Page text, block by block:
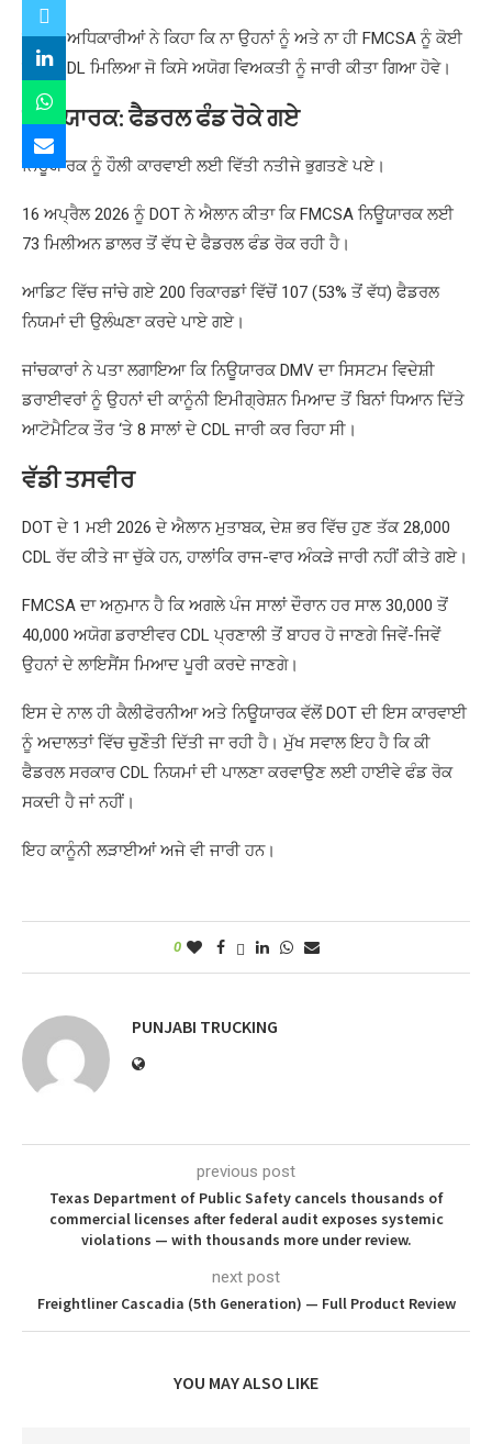
ਰਾਜ ਦੇ ਅਧਿਕਾਰੀਆਂ ਨੇ ਕਿਹਾ ਕਿ ਨਾ ਉਹਨਾਂ ਨੂੰ ਅਤੇ ਨਾ ਹੀ FMCSA ਨੂੰ ਕੋਈ
ਐਸਾ CDL ਮਿਲਿਆ ਜੋ ਕਿਸੇ ਅਯੋਗ ਵਿਅਕਤੀ ਨੂੰ ਜਾਰੀ ਕੀਤਾ ਗਿਆ ਹੋਵੇ।
ਨਿਊਯਾਰਕ: ਫੈਡਰਲ ਫੰਡ ਰੋਕੇ ਗਏ
ਨਿਊਯਾਰਕ ਨੂੰ ਹੌਲੀ ਕਾਰਵਾਈ ਲਈ ਵਿੱਤੀ ਨਤੀਜੇ ਭੁਗਤਣੇ ਪਏ।
16 ਅਪ੍ਰੈਲ 2026 ਨੂੰ DOT ਨੇ ਐਲਾਨ ਕੀਤਾ ਕਿ FMCSA ਨਿਊਯਾਰਕ ਲਈ
73 ਮਿਲੀਅਨ ਡਾਲਰ ਤੋਂ ਵੱਧ ਦੇ ਫੈਡਰਲ ਫੰਡ ਰੋਕ ਰਹੀ ਹੈ।
ਆਡਿਟ ਵਿੱਚ ਜਾਂਚੇ ਗਏ 200 ਰਿਕਾਰਡਾਂ ਵਿੱਚੋਂ 107 (53% ਤੋਂ ਵੱਧ) ਫੈਡਰਲ
ਨਿਯਮਾਂ ਦੀ ਉਲੰਘਣਾ ਕਰਦੇ ਪਾਏ ਗਏ।
ਜਾਂਚਕਾਰਾਂ ਨੇ ਪਤਾ ਲਗਾਇਆ ਕਿ ਨਿਊਯਾਰਕ DMV ਦਾ ਸਿਸਟਮ ਵਿਦੇਸ਼ੀ
ਡਰਾਈਵਰਾਂ ਨੂੰ ਉਹਨਾਂ ਦੀ ਕਾਨੂੰਨੀ ਇਮੀਗ੍ਰੇਸ਼ਨ ਮਿਆਦ ਤੋਂ ਬਿਨਾਂ ਧਿਆਨ ਦਿੱਤੇ
ਆਟੋਮੈਟਿਕ ਤੌਰ ‘ਤੇ 8 ਸਾਲਾਂ ਦੇ CDL ਜਾਰੀ ਕਰ ਰਿਹਾ ਸੀ।
ਵੱਡੀ ਤਸਵੀਰ
DOT ਦੇ 1 ਮਈ 2026 ਦੇ ਐਲਾਨ ਮੁਤਾਬਕ, ਦੇਸ਼ ਭਰ ਵਿੱਚ ਹੁਣ ਤੱਕ 28,000
CDL ਰੱਦ ਕੀਤੇ ਜਾ ਚੁੱਕੇ ਹਨ, ਹਾਲਾਂਕਿ ਰਾਜ-ਵਾਰ ਅੰਕੜੇ ਜਾਰੀ ਨਹੀਂ ਕੀਤੇ ਗਏ।
FMCSA ਦਾ ਅਨੁਮਾਨ ਹੈ ਕਿ ਅਗਲੇ ਪੰਜ ਸਾਲਾਂ ਦੌਰਾਨ ਹਰ ਸਾਲ 30,000 ਤੋਂ
40,000 ਅਯੋਗ ਡਰਾਈਵਰ CDL ਪ੍ਰਣਾਲੀ ਤੋਂ ਬਾਹਰ ਹੋ ਜਾਣਗੇ ਜਿਵੇਂ-ਜਿਵੇਂ
ਉਹਨਾਂ ਦੇ ਲਾਇਸੈਂਸ ਮਿਆਦ ਪੂਰੀ ਕਰਦੇ ਜਾਣਗੇ।
ਇਸ ਦੇ ਨਾਲ ਹੀ ਕੈਲੀਫੋਰਨੀਆ ਅਤੇ ਨਿਊਯਾਰਕ ਵੱਲੋਂ DOT ਦੀ ਇਸ ਕਾਰਵਾਈ
ਨੂੰ ਅਦਾਲਤਾਂ ਵਿੱਚ ਚੁਣੌਤੀ ਦਿੱਤੀ ਜਾ ਰਹੀ ਹੈ। ਮੁੱਖ ਸਵਾਲ ਇਹ ਹੈ ਕਿ ਕੀ
ਫੈਡਰਲ ਸਰਕਾਰ CDL ਨਿਯਮਾਂ ਦੀ ਪਾਲਣਾ ਕਰਵਾਉਣ ਲਈ ਹਾਈਵੇ ਫੰਡ ਰੋਕ
ਸਕਦੀ ਹੈ ਜਾਂ ਨਹੀਂ।
ਇਹ ਕਾਨੂੰਨੀ ਲੜਾਈਆਂ ਅਜੇ ਵੀ ਜਾਰੀ ਹਨ।
0
PUNJABI TRUCKING
previous post
Texas Department of Public Safety cancels thousands of
commercial licenses after federal audit exposes systemic
violations — with thousands more under review.
next post
Freightliner Cascadia (5th Generation) — Full Product Review
YOU MAY ALSO LIKE